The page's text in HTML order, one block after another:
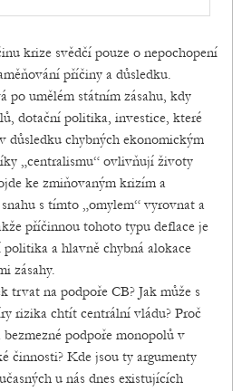
krize svědčí pouze o nepochopení
příčiny a důsledku.
po umělém státním zásahu, kdy
dotační politika, investice, které
důsledku chybných ekonomickým
„centralismu“ ovlivňují životy
ke zmiňovaným krizím a
s tímto „omylem“ vyrovnat a
příčinnou tohoto typu deflace je
a hlavně chybná alokace
zásahy.
trvat na podpoře CB? Jak může s
rizika chtít centrální vládu? Proč
podpoře monopolů v
činnosti? Kde jsou ty argumenty
u nás dnes existujících